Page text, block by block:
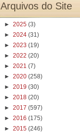
Arquivos do Site
► 2025 (3)
► 2024 (31)
► 2023 (19)
► 2022 (20)
► 2021 (7)
► 2020 (258)
► 2019 (30)
► 2018 (20)
► 2017 (597)
► 2016 (175)
► 2015 (246)